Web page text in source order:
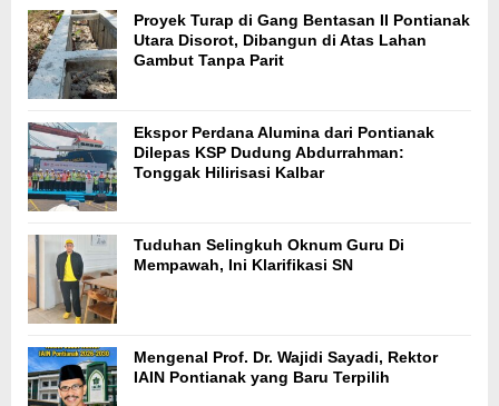
Proyek Turap di Gang Bentasan II Pontianak
Utara Disorot, Dibangun di Atas Lahan
Gambut Tanpa Parit
Ekspor Perdana Alumina dari Pontianak
Dilepas KSP Dudung Abdurrahman:
Tonggak Hilirisasi Kalbar
Tuduhan Selingkuh Oknum Guru Di
Mempawah, Ini Klarifikasi SN
Mengenal Prof. Dr. Wajidi Sayadi, Rektor
IAIN Pontianak yang Baru Terpilih